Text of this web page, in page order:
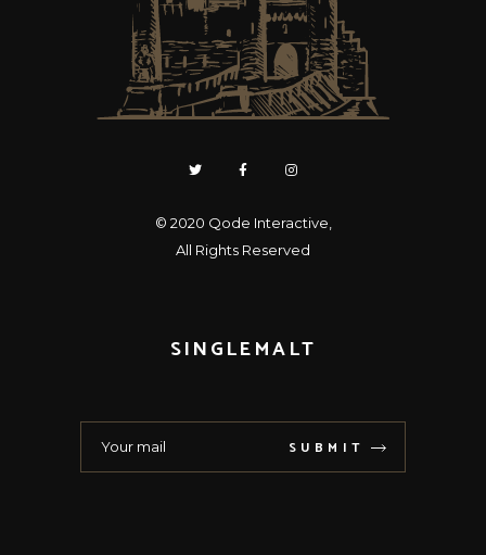
© 2020 Qode Interactive
All Rights Reserved
SINGLEMALT
SUBMIT